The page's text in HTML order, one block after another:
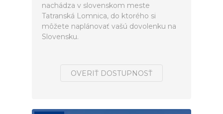
nachádza v slovenskom meste
Tatranská Lomnica, do ktorého si
môžete naplánovať vašú dovolenku na
Slovensku.
OVERIŤ DOSTUPNOSŤ